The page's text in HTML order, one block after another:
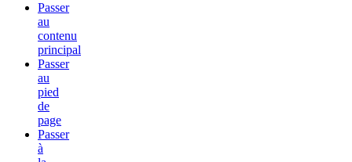
Passer
au
contenu
principal
Passer
au
pied
de
page
Passer
à